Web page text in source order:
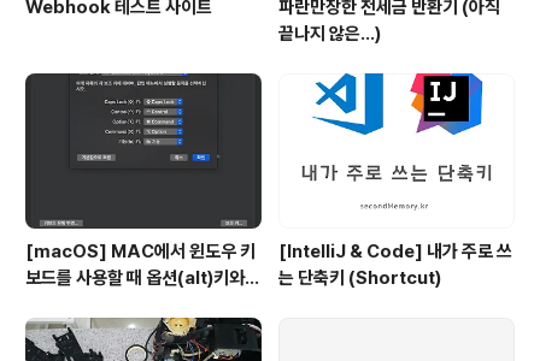
Webhook 테스트 사이트
파란만장한 전세금 반환기 (아직
끝나지 않은...)
[macOS] MAC에서 윈도우 키
보드를 사용할 때 옵션(alt)키와
[IntelliJ & Code] 내가 주로 쓰
는 단축키 (Shortcut)